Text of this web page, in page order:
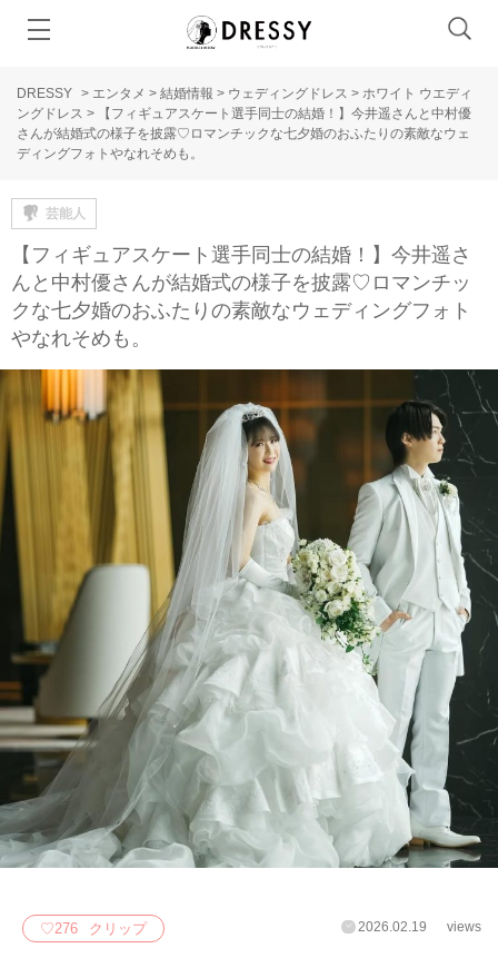
DRESSY > エンタメ > 結婚情報 > ウェディングドレス > ホワイト ウエディ
ングドレス >
【フィギュアスケート選手同士の結婚！】今井遥さんと中村優
さんが結婚式の様子を披露♡ロマンチックな七夕婚のおふたりの素敵なウェ
ディングフォトやなれそめも。
芸能人
【フィギュアスケート選手同士の結婚！】今井遥さ
んと中村優さんが結婚式の様子を披露♡ロマンチッ
クな七夕婚のおふたりの素敵なウェディングフォト
やなれそめも。
♡276 クリップ 2026.02.19 views